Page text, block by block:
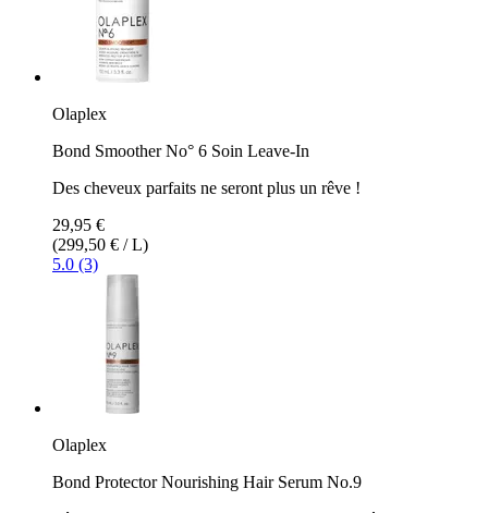
Olaplex
Bond Smoother No° 6 Soin Leave-In
Des cheveux parfaits ne seront plus un rêve !
29,95 €
(299,50 € / L)
5.0 (3)
Olaplex
Bond Protector Nourishing Hair Serum No.9